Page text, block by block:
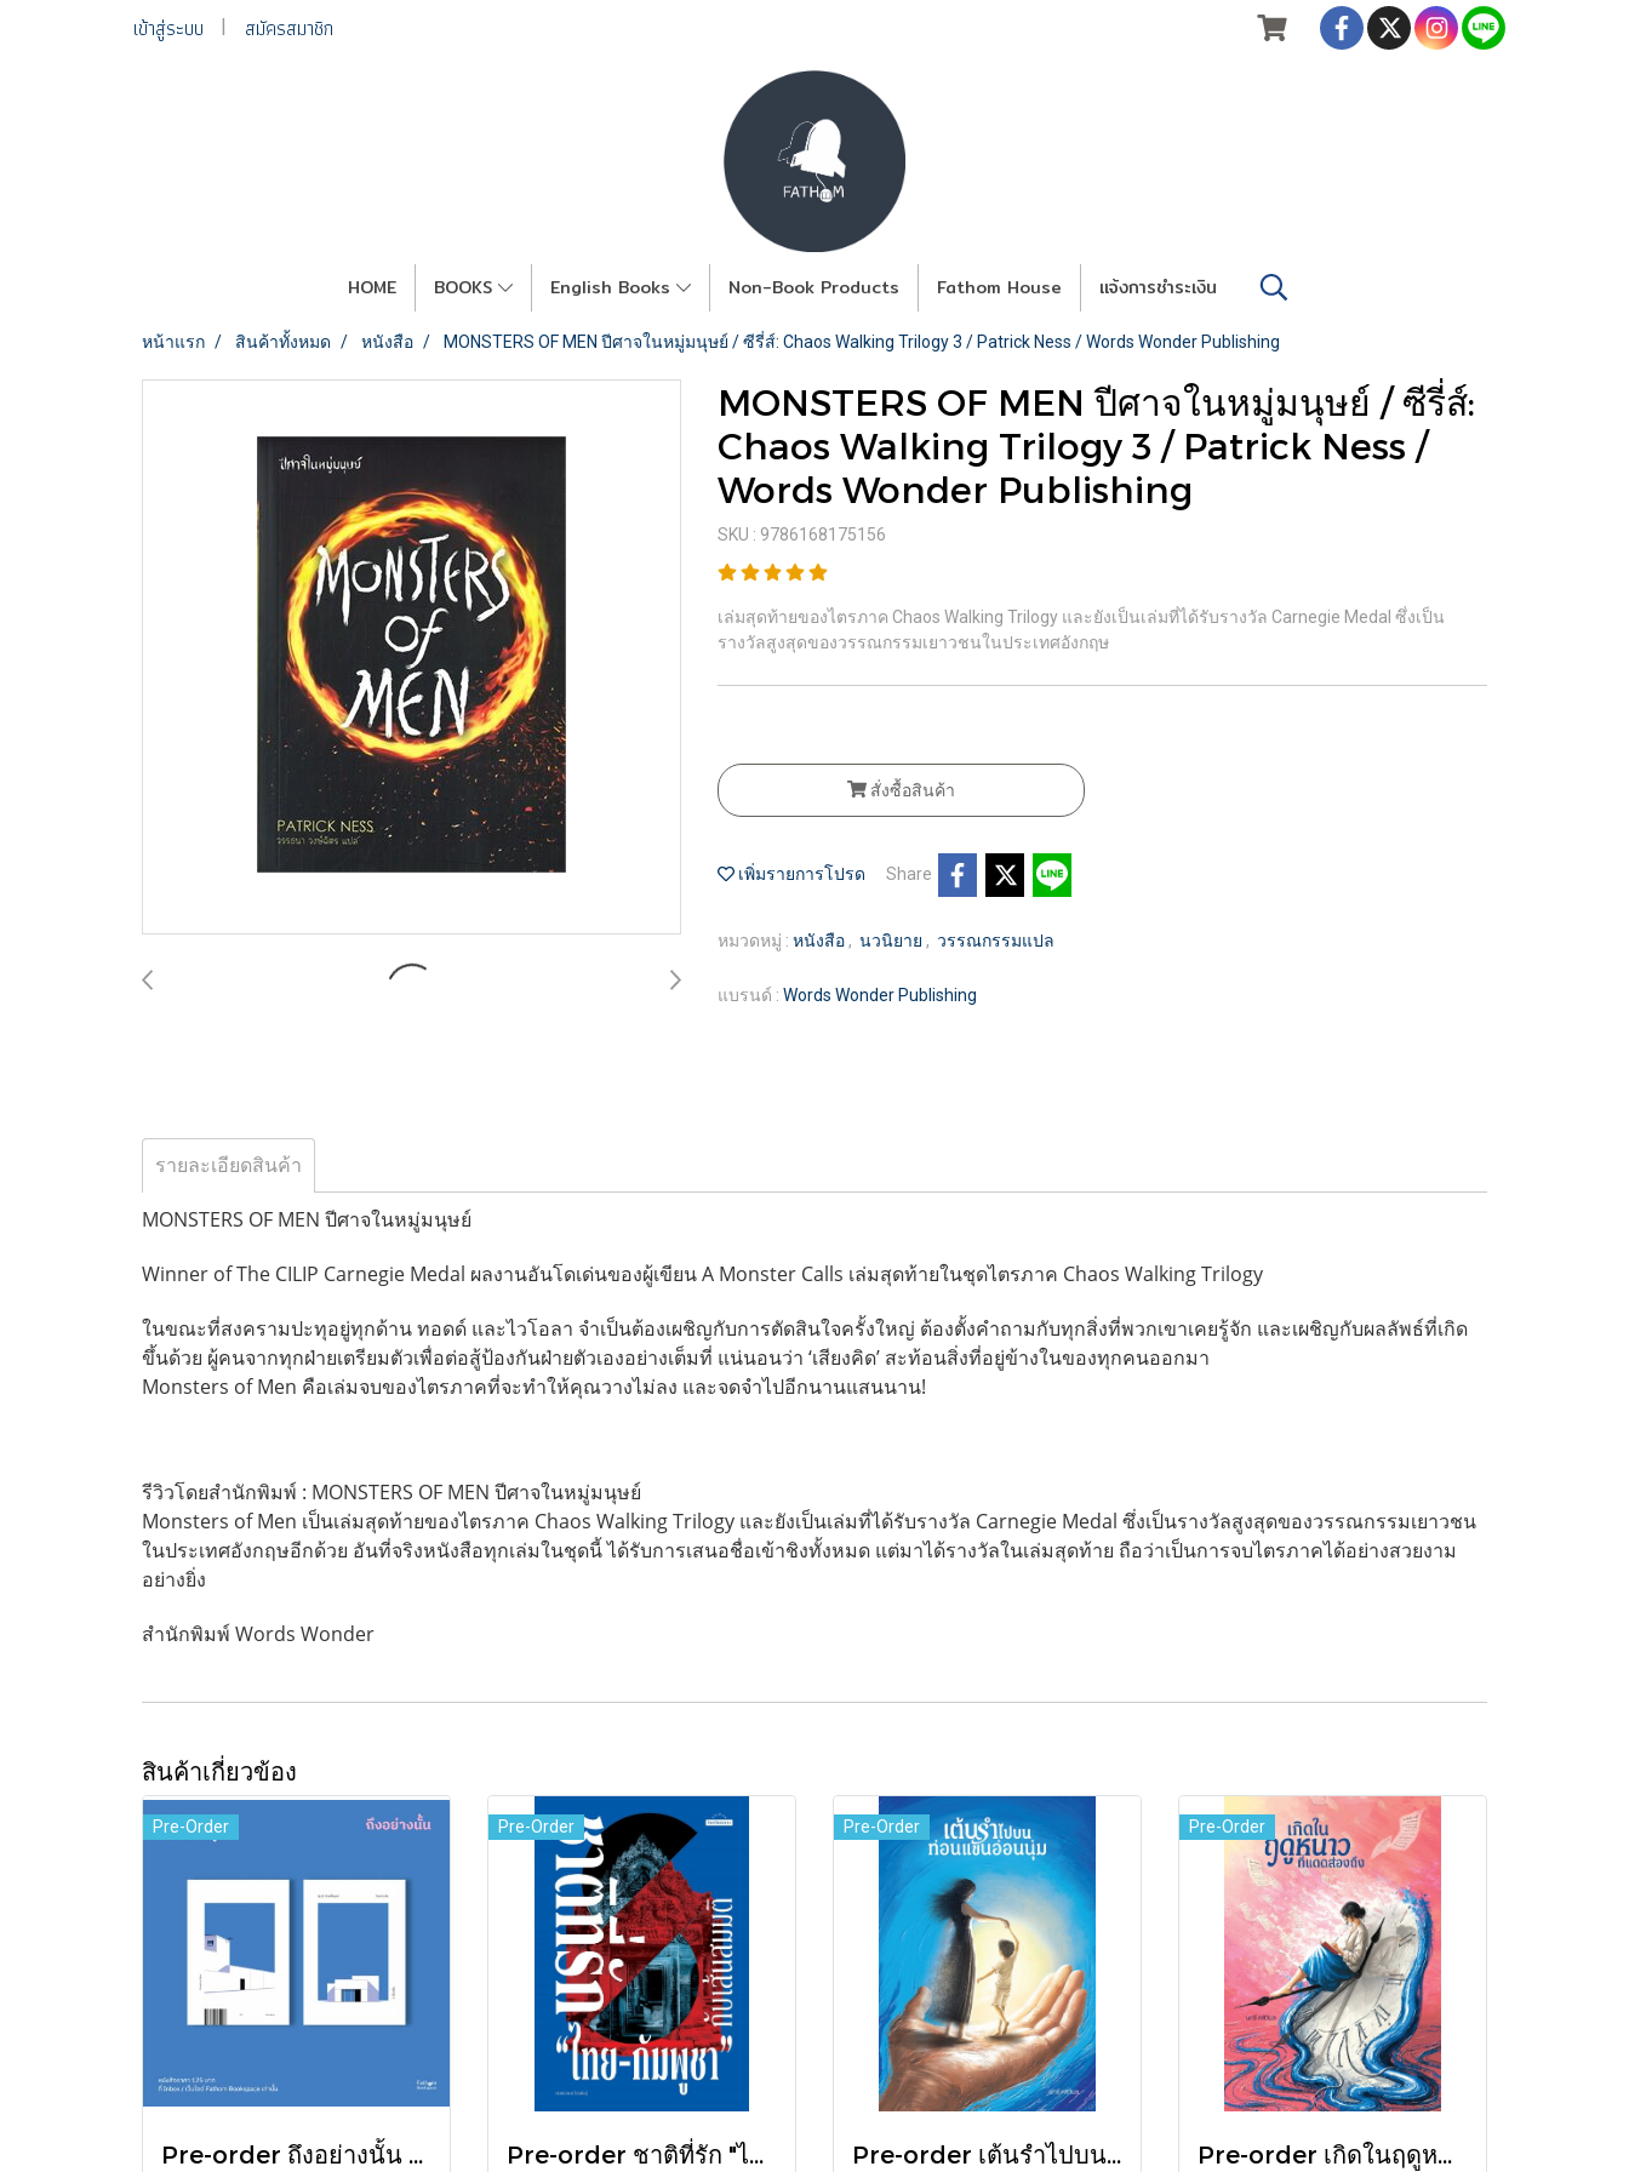
เข้าสู่ระบบ สมัครสมาชิก
HOME BOOKS English Books Non-Book Products Fathom House แจ้งการชำระเงิน
หน้าแรก สินค้าทั้งหมด หนังสือ MONSTERS OF MEN ปีศาจในหมู่มนุษย์ / ซีรี่ส์: Chaos Walking Trilogy 3 / Patrick Ness / Words Wonder Publishing
MONSTERS OF MEN ปีศาจในหมู่มนุษย์ / ซีรี่ส์:
Chaos Walking Trilogy 3 / Patrick Ness /
Words Wonder Publishing
SKU : 9786168175156
เล่มสุดท้ายของไตรภาค Chaos Walking Trilogy และยังเป็นเล่มที่ได้รับรางวัล Carnegie Medal ซึ่งเป็น
รางวัลสูงสุดของวรรณกรรมเยาวชนในประเทศอังกฤษ
สั่งซื้อสินค้า
เพิ่มรายการโปรด Share
หมวดหมู่ : หนังสือ , นวนิยาย , วรรณกรรมแปล
แบรนด์ : Words Wonder Publishing
รายละเอียดสินค้า
MONSTERS OF MEN ปีศาจในหมู่มนุษย์
Winner of The CILIP Carnegie Medal ผลงานอันโดเด่นของผู้เขียน A Monster Calls เล่มสุดท้ายในชุดไตรภาค Chaos Walking Trilogy
ในขณะที่สงครามปะทุอยู่ทุกด้าน ทอดด์ และไวโอลา จำเป็นต้องเผชิญกับการตัดสินใจครั้งใหญ่ ต้องตั้งคำถามกับทุกสิ่งที่พวกเขาเคยรู้จัก และเผชิญกับผลลัพธ์ที่เกิด
ขึ้นด้วย ผู้คนจากทุกฝ่ายเตรียมตัวเพื่อต่อสู้ป้องกันฝ่ายตัวเองอย่างเต็มที่ แน่นอนว่า ‘เสียงคิด’ สะท้อนสิ่งที่อยู่ข้างในของทุกคนออกมา
Monsters of Men คือเล่มจบของไตรภาคที่จะทำให้คุณวางไม่ลง และจดจำไปอีกนานแสนนาน!
รีวิวโดยสำนักพิมพ์ : MONSTERS OF MEN ปีศาจในหมู่มนุษย์
Monsters of Men เป็นเล่มสุดท้ายของไตรภาค Chaos Walking Trilogy และยังเป็นเล่มที่ได้รับรางวัล Carnegie Medal ซึ่งเป็นรางวัลสูงสุดของวรรณกรรมเยาวชน
ในประเทศอังกฤษอีกด้วย อันที่จริงหนังสือทุกเล่มในชุดนี้ ได้รับการเสนอชื่อเข้าชิงทั้งหมด แต่มาได้รางวัลในเล่มสุดท้าย ถือว่าเป็นการจบไตรภาคได้อย่างสวยงาม
อย่างยิ่ง
สำนักพิมพ์ Words Wonder
สินค้าเกี่ยวข้อง
Pre-Order
Pre-order ถึงอย่างนั้น รวมเรื่องสั้น / ภู่มณี ศิริพรไพบูลย์ / สำนักพิมพ์ตำหนัก
Pre-Order
Pre-order ชาติที่รัก "ไทย-กัมพูชา" กับเส้นสมมติ / พวงทอง ภวัครพันธุ์ / มติชน
Pre-Order
Pre-order เต้นรำไปบนท่อนแขนอ่อนนุ่ม / นทธี ศศิวิมล / Pandora Press
Pre-Order
Pre-order เกิดในฤดูหนาวที่แดดส่องถึง / นทธี ศศิวิมล / Pandora Press